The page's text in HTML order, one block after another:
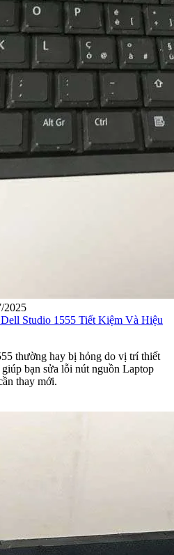
2025
Studio 1555 Tiết Kiệm Và Hiệu
thường hay bị hỏng do vị trí thiết
bạn sửa lỗi nút nguồn Laptop
thay mới.